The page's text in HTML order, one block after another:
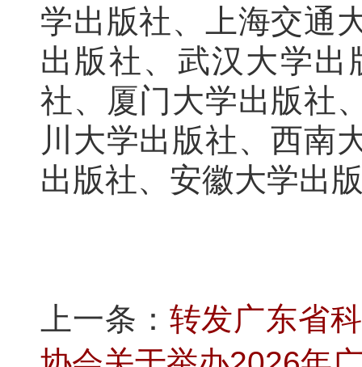
学出版社、上海交通
出版社、武汉大学
社、厦门大学出版社
川大学出版社、西南
出版社、安徽大学出
上一条： 转发广东省